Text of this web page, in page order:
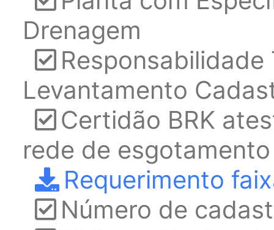
Drenagem
Levantamento
Certidão BRK
rede de
Requerimento
Número de